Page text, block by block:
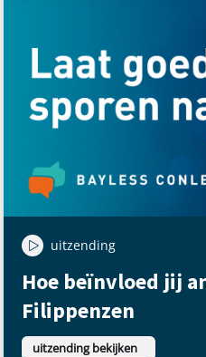
uitzending
Hoe beïnvloed jij
Filippenzen
uitzending bekijken